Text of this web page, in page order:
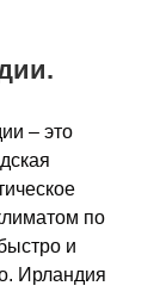
– это
по
и
Ирландия